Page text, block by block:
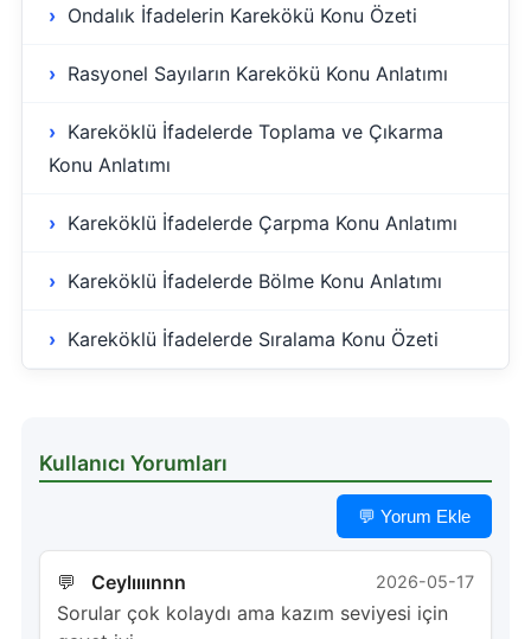
Ondalık İfadelerin Karekökü Konu Özeti
Rasyonel Sayıların Karekökü Konu Anlatımı
Kareköklü İfadelerde Toplama ve Çıkarma
Konu Anlatımı
Kareköklü İfadelerde Çarpma Konu Anlatımı
Kareköklü İfadelerde Bölme Konu Anlatımı
Kareköklü İfadelerde Sıralama Konu Özeti
Kullanıcı Yorumları
💬 Yorum Ekle
Ceylıııınnn 2026-05-17
Sorular çok kolaydı ama kazım seviyesi için